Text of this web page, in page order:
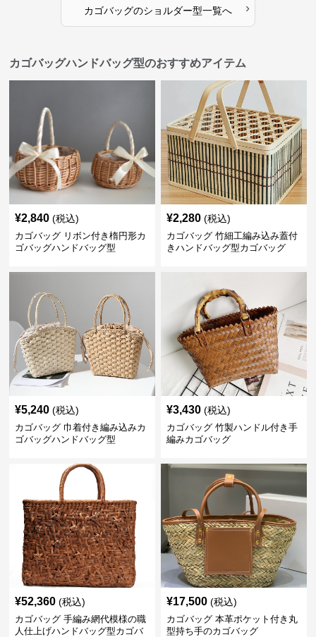
カゴバッグのショルダー型一覧へ ›
カゴバッグハンドバッグ型のおすすめアイテム
¥2,840 (税込)
カゴバッグ リボン付き楕円形カ
ゴバッグハンドバッグ型
¥2,280 (税込)
カゴバッグ 竹細工編み込み蓋付
きハンドバッグ型カゴバッグ
¥5,240 (税込)
カゴバッグ 巾着付き編み込みカ
ゴバッグハンドバッグ型
¥3,430 (税込)
カゴバッグ 竹製ハンドル付き手
編みカゴバッグ
¥52,360 (税込)
カゴバッグ 手編み網代模様の職
人仕上げハンドバッグ型カゴバ
¥17,500 (税込)
カゴバッグ 本革ポケット付き丸
型持ち手のカゴバッグ